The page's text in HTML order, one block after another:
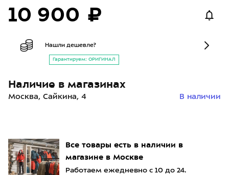
Все товары есть в наличии в
магазине в Москве
Работаем ежедневно с 10 до 24.
10 900 ₽
Нашли дешевле?
Гарантируем: ОРИГИНАЛ
Наличие в магазинах
Москва, Сайкина, 4 В наличии